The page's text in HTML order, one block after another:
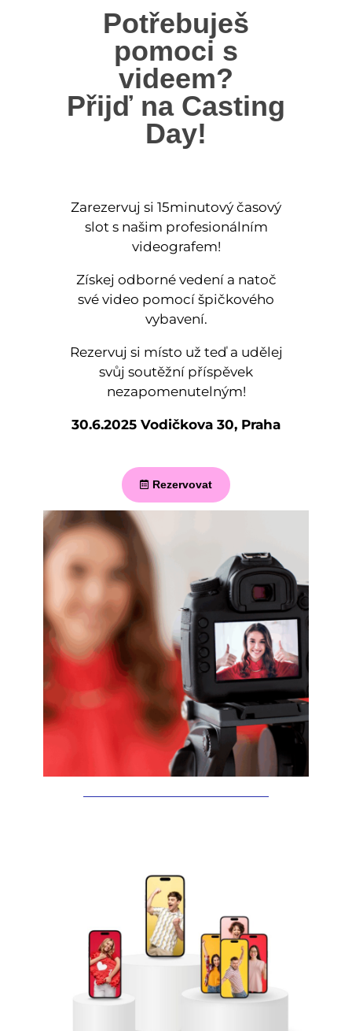
Potřebuješ
pomoci s
videem?
Přijď na Casting
Day!
Zarezervuj si 15minutový časový
slot s našim profesionálním
videografem!
Získej odborné vedení a natoč
své video pomocí špičkového
vybavení.
Rezervuj si místo už teď a udělej
svůj soutěžní příspěvek
nezapomenutelným!
30.6.2025 Vodičkova 30, Praha
Rezervovat